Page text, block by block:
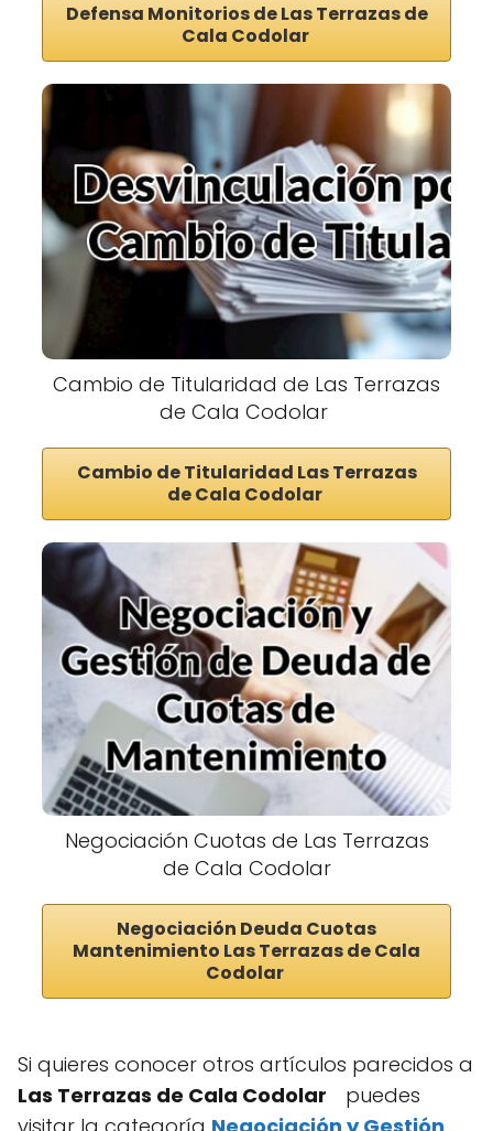
Defensa Monitorios de Las Terrazas de
Cala Codolar
Cambio de Titularidad de Las Terrazas
de Cala Codolar
Cambio de Titularidad Las Terrazas
de Cala Codolar
Negociación Cuotas de Las Terrazas
de Cala Codolar
Negociación Deuda Cuotas
Mantenimiento Las Terrazas de Cala
Codolar
Si quieres conocer otros artículos parecidos a
Las Terrazas de Cala Codolar
puedes